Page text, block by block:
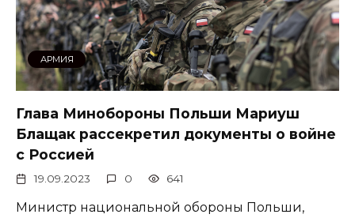
АРМИЯ
Глава Минобороны Польши Мариуш
Блащак рассекретил документы о войне
с Россией
19.09.2023 0 641
Министр национальной обороны Польши,